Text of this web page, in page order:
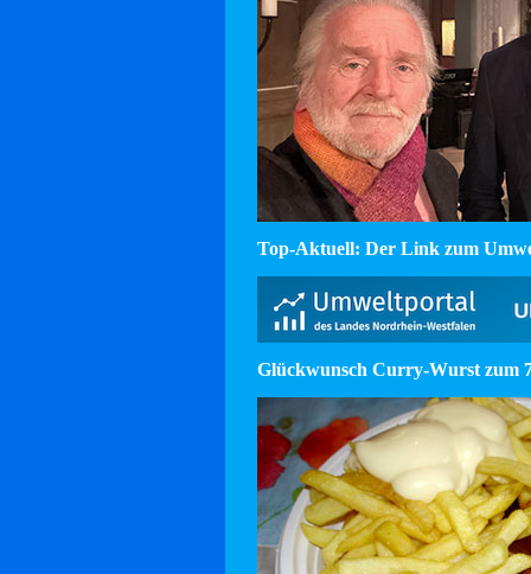
Top-Aktuell: Der Link zum
Glückwunsch Curry-Wurst zum